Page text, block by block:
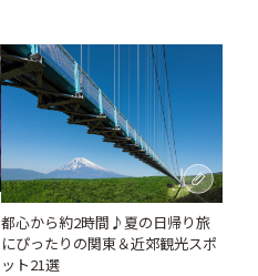
都心から約2時間♪夏の日帰り旅
にぴったりの関東＆近郊観光スポ
ット21選